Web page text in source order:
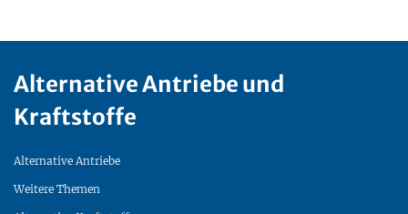
Alternative Antriebe und
Kraftstoffe
Alternative Antriebe
Weitere Themen